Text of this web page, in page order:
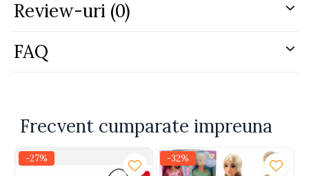
Masinuta robot cu telecomanda 2in1
Functie transformare masina-robot
Lumini si sunete interactive
Telecomanda usor de utilizat
1 x masinuta robot politie 2in1
1 x telecomanda
1 x baterie Li-ion 3.7V
Review-uri (0)
FAQ
Frecvent cumparate impreuna
-27% -32%